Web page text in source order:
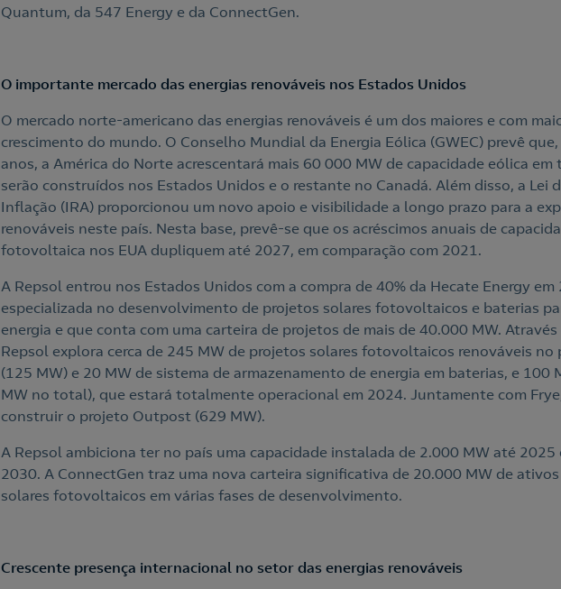
Quantum, da 547 Energy e da ConnectGen.
O importante mercado das energias renováveis nos Estados Unidos
O mercado norte-americano das energias renováveis é um dos maiores e com
crescimento do mundo. O Conselho Mundial da Energia Eólica (GWEC) prevê
anos, a América do Norte acrescentará mais 60 000 MW de capacidade eólica em
serão construídos nos Estados Unidos e o restante no Canadá. Além disso, a Lei
Inflação (IRA) proporcionou um novo apoio e visibilidade a longo prazo para a
renováveis neste país. Nesta base, prevê-se que os acréscimos anuais de
fotovoltaica nos EUA dupliquem até 2027, em comparação com 2021.
A Repsol entrou nos Estados Unidos com a compra de 40% da Hecate Energy em
especializada no desenvolvimento de projetos solares fotovoltaicos e baterias
energia e que conta com uma carteira de projetos de mais de 40.000 MW.
Repsol explora cerca de 245 MW de projetos solares fotovoltaicos renováveis no
(125 MW) e 20 MW de sistema de armazenamento de energia em baterias, e 100
MW no total), que estará totalmente operacional em 2024. Juntamente com
construir o projeto Outpost (629 MW).
A Repsol ambiciona ter no país uma capacidade instalada de 2.000 MW até 2025
2030. A ConnectGen traz uma nova carteira significativa de 20.000 MW de
solares fotovoltaicos em várias fases de desenvolvimento.
Crescente presença internacional no setor das energias renováveis